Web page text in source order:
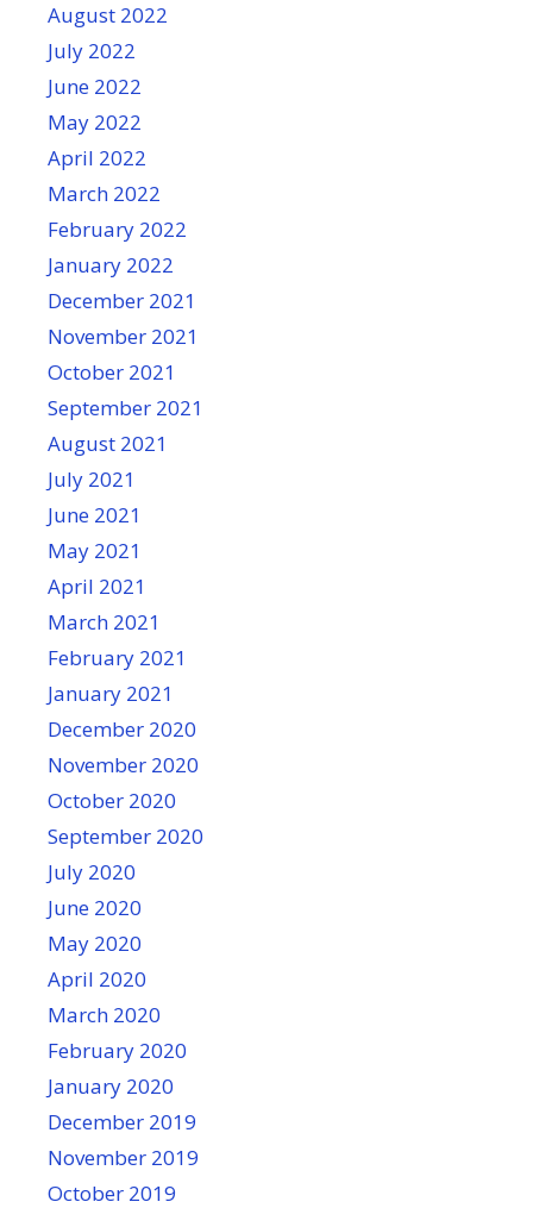
August 2022
July 2022
June 2022
May 2022
April 2022
March 2022
February 2022
January 2022
December 2021
November 2021
October 2021
September 2021
August 2021
July 2021
June 2021
May 2021
April 2021
March 2021
February 2021
January 2021
December 2020
November 2020
October 2020
September 2020
July 2020
June 2020
May 2020
April 2020
March 2020
February 2020
January 2020
December 2019
November 2019
October 2019